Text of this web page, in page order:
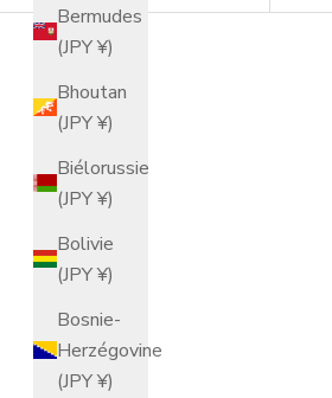
Bermudes
(JPY ¥)
Bhoutan
(JPY ¥)
Biélorussie
(JPY ¥)
Bolivie
(JPY ¥)
Bosnie-
Herzégovine
(JPY ¥)